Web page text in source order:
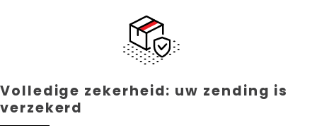
Volledige zekerheid: uw zending is
verzekerd